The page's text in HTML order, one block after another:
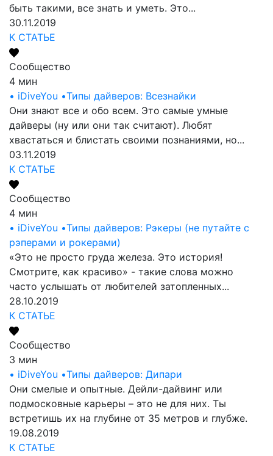
быть такими, все знать и уметь. Это...
30.11.2019
К СТАТЬЕ
Сообщество
4 мин
• iDiveYou •Типы дайверов: Всезнайки
Они знают все и обо всем. Это самые умные
дайверы (ну или они так считают). Любят
хвастаться и блистать своими познаниями, но...
03.11.2019
К СТАТЬЕ
Сообщество
4 мин
• iDiveYou •Типы дайверов: Рэкеры (не путайте с
рэперами и рокерами)
«Это не просто груда железа. Это история!
Смотрите, как красиво» - такие слова можно
часто услышать от любителей затопленных...
28.10.2019
К СТАТЬЕ
Сообщество
3 мин
• iDiveYou •Типы дайверов: Дипари
Они смелые и опытные. Дейли-дайвинг или
подмосковные карьеры – это не для них. Ты
встретишь их на глубине от 35 метров и глубже.
19.08.2019
К СТАТЬЕ